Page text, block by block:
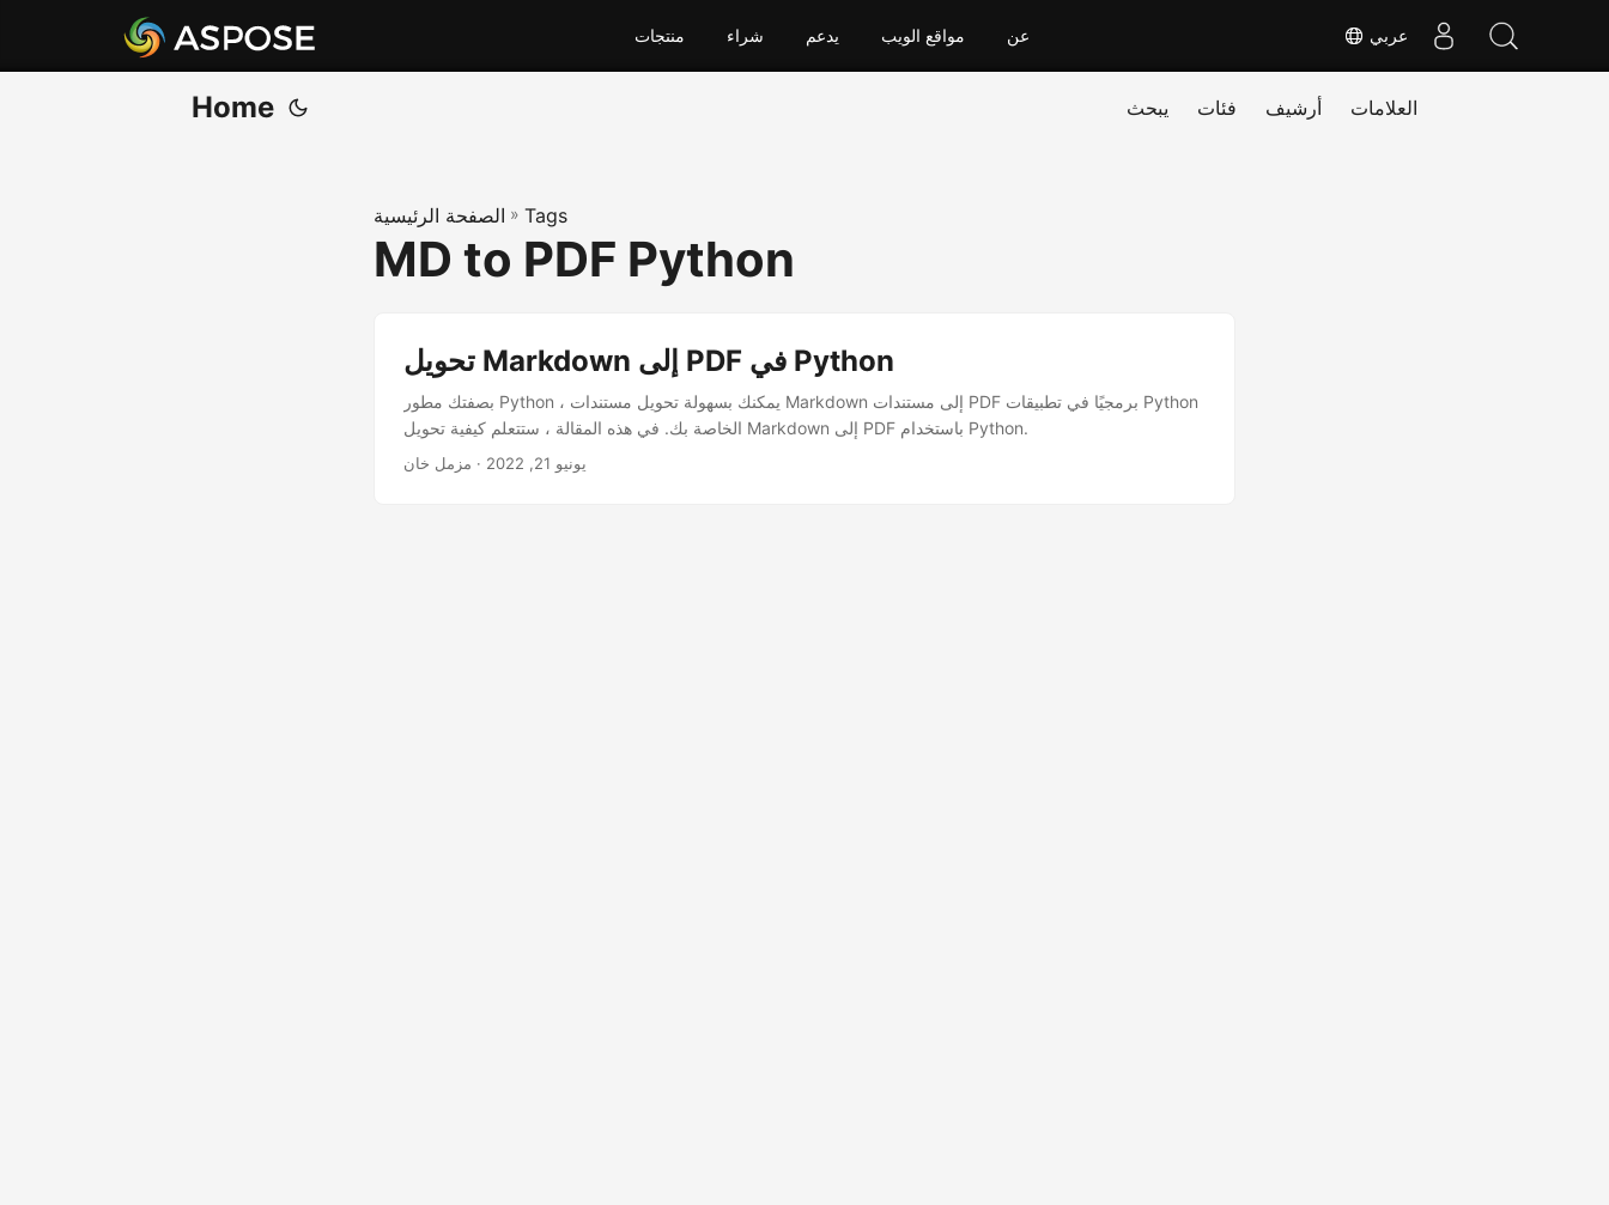
عربي منتجات شراء يدعم مواقع الويب عن
Home يبحث فئات أرشيف العلامات
الصفحة الرئيسية » Tags
MD to PDF Python
تحويل Markdown إلى PDF في Python
بصفتك مطور Python ، يمكنك بسهولة تحويل مستندات Markdown إلى مستندات PDF برمجيًا في تطبيقات Python
الخاصة بك. في هذه المقالة ، ستتعلم كيفية تحويل Markdown إلى PDF باستخدام Python.
يونيو 21, 2022 · مزمل خان